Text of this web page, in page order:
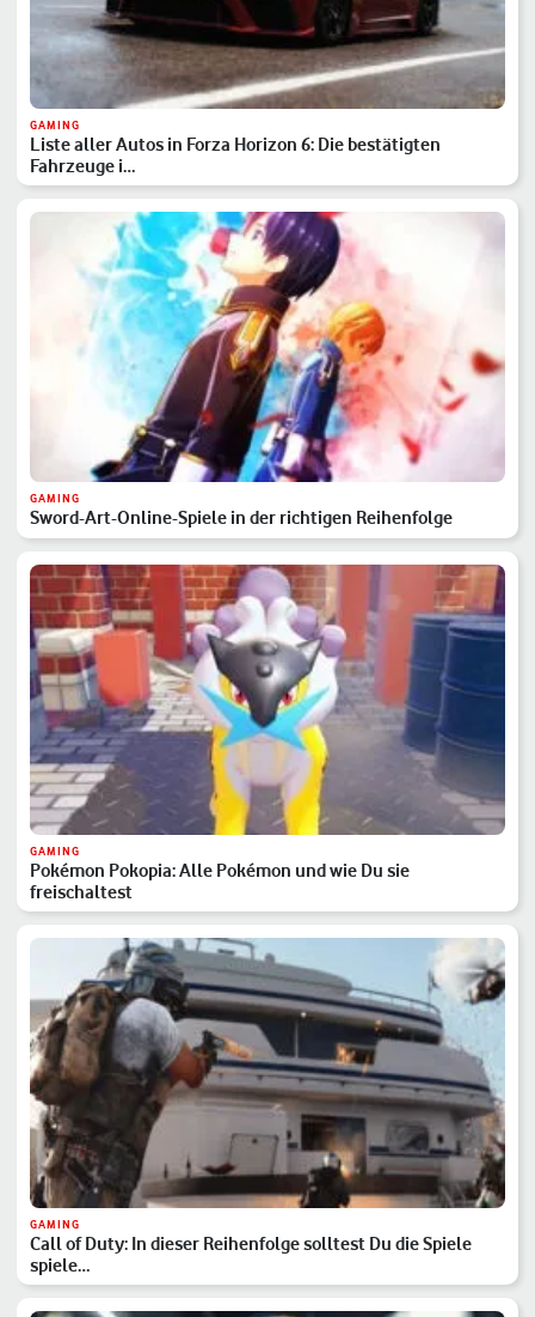
GAMING
Liste aller Autos in Forza Horizon 6: Die bestätigten
Fahrzeuge i…
GAMING
Sword-Art-Online-Spiele in der richtigen Reihenfolge
GAMING
Pokémon Pokopia: Alle Pokémon und wie Du sie
freischaltest
GAMING
Call of Duty: In dieser Reihenfolge solltest Du die Spiele
spiele…